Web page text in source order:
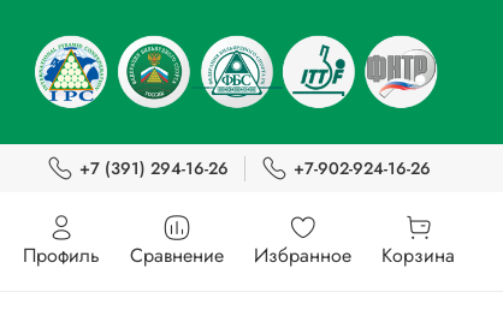
+7 (391) 294-16-26 +7-902-924-16-26
Профиль Сравнение Избранное Корзина